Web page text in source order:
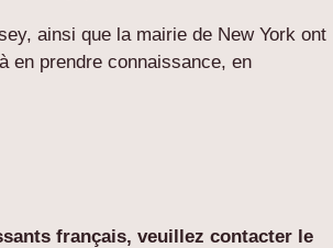
ainsi que la mairie de New York ont
en prendre connaissance, en
français, veuillez contacter le